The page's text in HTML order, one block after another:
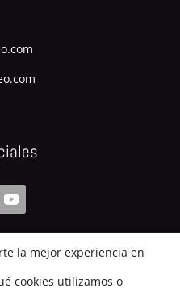
la mejor experiencia en
cookies utilizamos o